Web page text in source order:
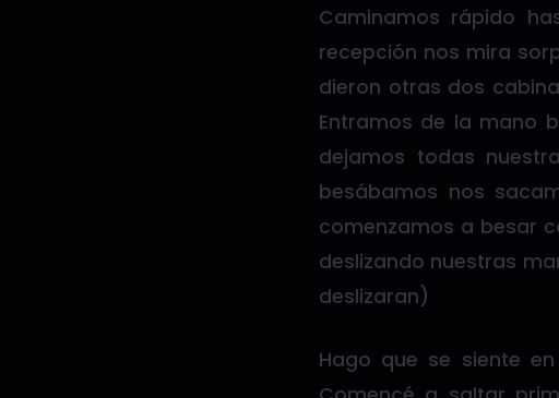
Caminamos rápido
recepción nos mira
dieron otras dos
Entramos de la mano
dejamos todas
besábamos nos
comenzamos a besar
deslizando nuestras
deslizaran)
Hago que se siente